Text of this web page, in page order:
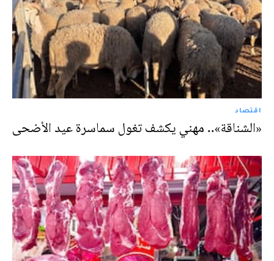
اقتصاد
«الشناقة».. مهني يكشف تغول سماسرة عيد الأضحى